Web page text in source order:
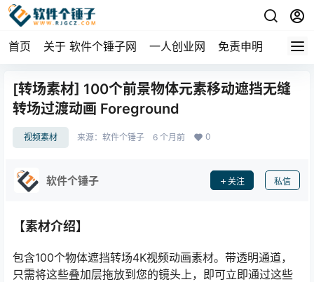
首页 关于 软件个锤子网 一人创业网 免责申明
[转场素材] 100个前景物体元素移动遮挡无缝
转场过渡动画 Foreground
视频素材 来源： 软件个锤子 6 个月前 0
软件个锤子 关注 私信
【素材介绍】
包含100个物体遮挡转场4K视频动画素材。带透明通道，
只需将这些叠加层拖放到您的镜头上，即可立即通过这些